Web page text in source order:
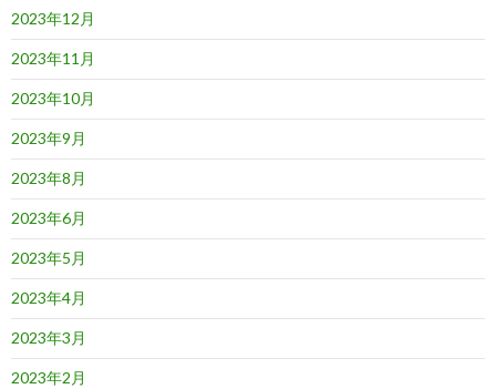
2023年12月
2023年11月
2023年10月
2023年9月
2023年8月
2023年6月
2023年5月
2023年4月
2023年3月
2023年2月